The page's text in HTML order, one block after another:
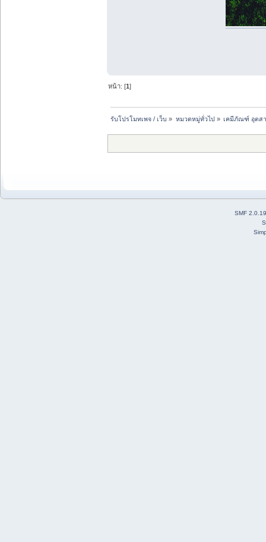
หน้า: [1]
รับโปรโมทเพจ / เว็บ » หมวดหมู่ทั่วไป » เคมีภัณฑ์ อุตส
SMF 2.0.19